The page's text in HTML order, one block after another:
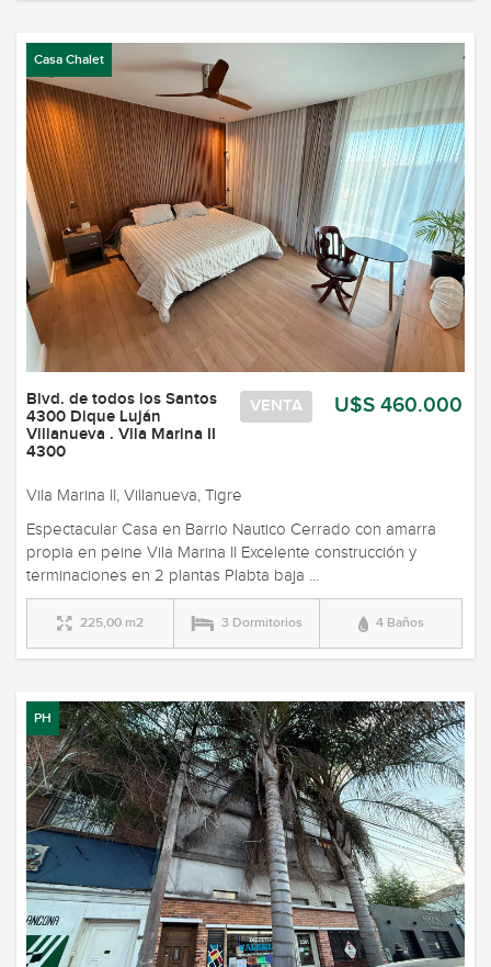
Casa Chalet
U$S 460.000
VENTA
Blvd. de todos los Santos
4300 Dique Luján
Villanueva . Vila Marina II
4300
Vila Marina II, Villanueva, Tigre
Espectacular Casa en Barrio Nautico Cerrado con amarra
propia en peine Vila Marina II Excelente construcción y
terminaciones en 2 plantas Plabta baja ...
225,00 m2 3 Dormitorios 4 Baños
PH